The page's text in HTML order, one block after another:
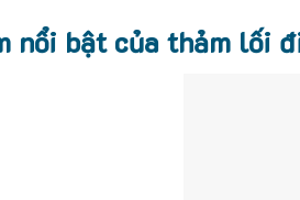
nổi bật của thảm lối